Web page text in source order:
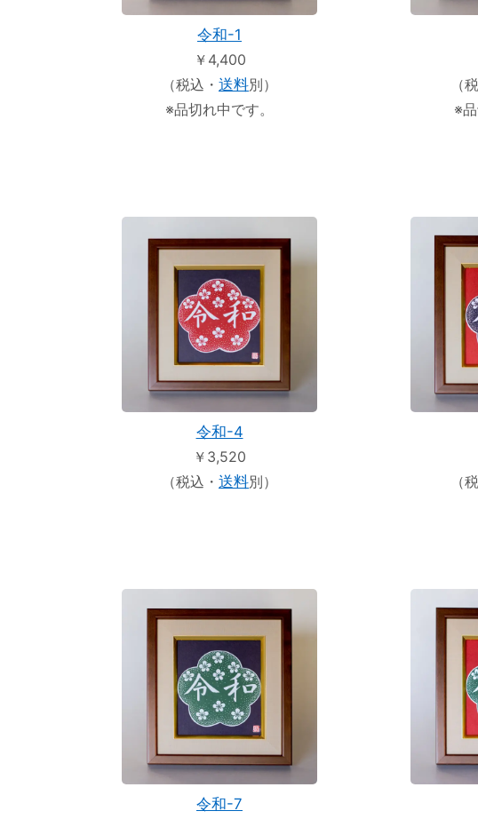
令和-1
￥4,400
（税込・ 送料別）
※品切れ中です。
（
※
令和-4
￥3,520
（税込・ 送料別）
（
令和-7